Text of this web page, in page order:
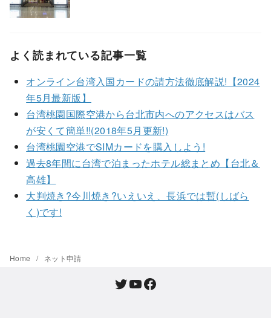
よく読まれている記事一覧
オンライン台湾入国カードの請方法徹底解説!【2024
年5月最新版】
台湾桃園国際空港から台北市内へのアクセスはバス
が安くて簡単!!(2018年5月更新!)
台湾桃園空港でSIMカードを購入しよう!
過去8年間に台湾で泊まったホテル総まとめ【台北＆
高雄】
大判焼き?今川焼き?いえいえ、長浜では暫(しばら
く)です!
Home ネット申請
Twitter YouTube Facebook